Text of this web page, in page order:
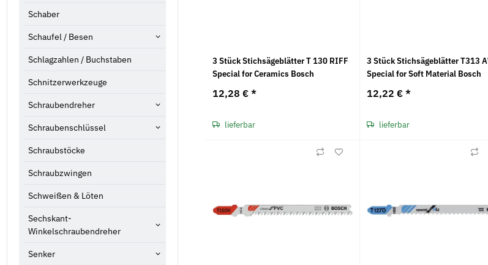
3 Stück Stichsägeblätter T 130 RIFF
Special for Ceramics Bosch
12,28 €*
lieferbar
3 Stück Stichsägeblätter T313
Special for Soft Material Bosch
12,22 €*
lieferbar
Schaber
Schaufel / Besen
Schlagzahlen / Buchstaben
Schnitzerwerkzeuge
Schraubendreher
Schraubenschlüssel
Schraubstöcke
Schraubzwingen
Schweißen & Löten
Sechskant-
Winkelschraubendreher
Senker